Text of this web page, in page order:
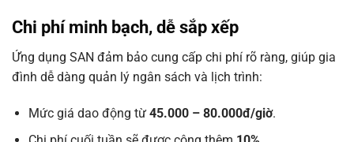
Chi phí minh bạch, dễ sắp xếp
Ứng dụng SAN đảm bảo cung cấp chi phí rõ ràng, giúp gia
đình dễ dàng quản lý ngân sách và lịch trình:
Mức giá dao động từ 45.000 – 80.000đ/giờ.